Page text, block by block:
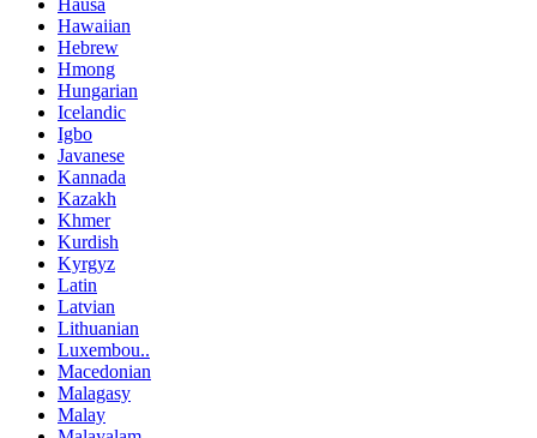
Hausa
Hawaiian
Hebrew
Hmong
Hungarian
Icelandic
Igbo
Javanese
Kannada
Kazakh
Khmer
Kurdish
Kyrgyz
Latin
Latvian
Lithuanian
Luxembou..
Macedonian
Malagasy
Malay